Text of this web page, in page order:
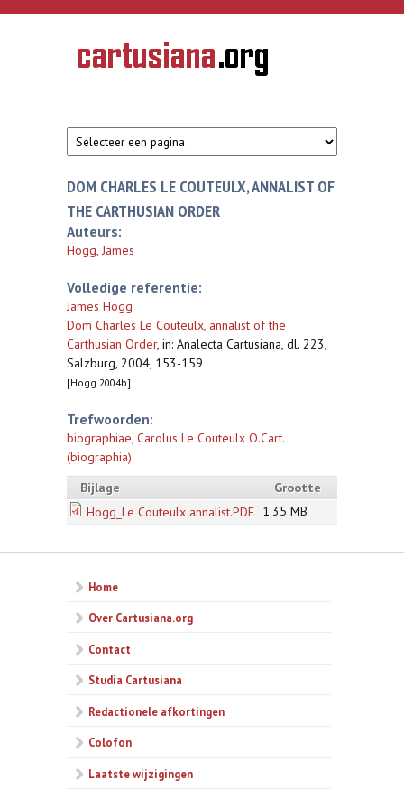
Overslaan en naar de inhoud gaan
CARTUSIANA
Geschiedenis
van de
DOM CHARLES LE COUTEULX, ANNALIST OF
THE CARTHUSIAN ORDER
Auteurs:
Hogg, James
Volledige referentie:
James Hogg
Dom Charles Le Couteulx, annalist of the
Carthusian Order, in: Analecta Cartusiana, dl. 223,
Salzburg, 2004, 153-159
[Hogg 2004b]
Trefwoorden:
biographiae, Carolus Le Couteulx O.Cart.
(biographia)
Bijlage
Grootte
Hogg_Le Couteulx annalist.PDF 1.35 MB
Home
Over Cartusiana.org
Contact
Studia Cartusiana
Redactionele afkortingen
Colofon
Laatste wijzigingen